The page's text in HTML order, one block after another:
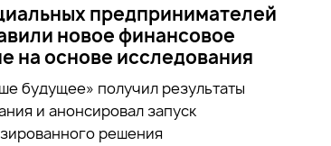
предпринимателей
новое финансовое
на основе исследования
будущее» получил результаты
и анонсировал запуск
решения